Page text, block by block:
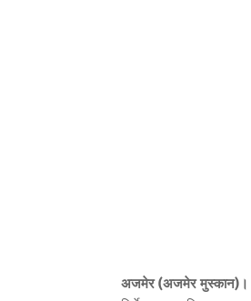
अजमेर (अजमेर मुस्कान)।